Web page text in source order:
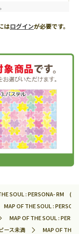
はログインが必要です。
SOUL : PERSONA- RM
MAP OF THE SOUL :
MAP OF THE SOUL :
ース未満
MAP OF